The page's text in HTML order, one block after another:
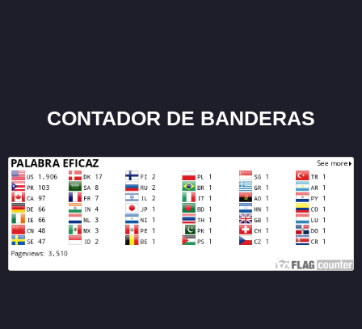
CONTADOR DE BANDERAS